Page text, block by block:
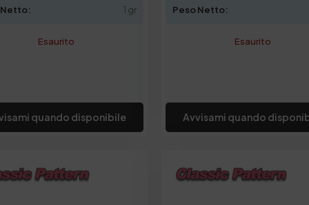
Netto: 1 gr
Esaurito
quando disponibile
Peso Netto:
Esaurito
Avvisami quando